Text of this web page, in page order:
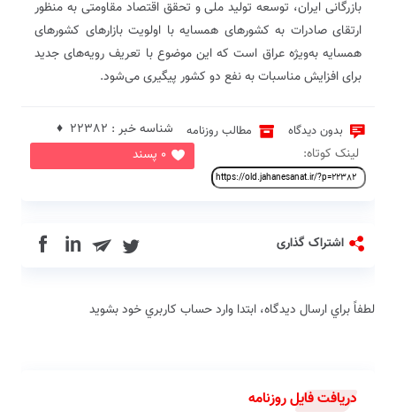
بازرگانی ایران، توسعه تولید ملی و تحقق اقتصاد مقاومتی به منظور
ارتقای صادرات به کشورهای همسایه با اولویت بازارهای کشورهای
همسایه به‌ویژه عراق است که این موضوع با تعریف رویه‌های جدید
برای افزایش مناسبات به نفع دو کشور پیگیری می‌شود.
بدون دیدگاه مطالب روزنامه
0 پسند
شناسه خبر : 22382 ♦
لینک کوتاه:
اشتراک گذاری in
لطفاً براي ارسال دیدگاه، ابتدا وارد حساب كاربري خود بشويد
دریافت فایل روزنامه